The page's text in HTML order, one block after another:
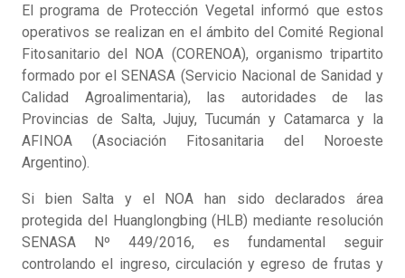
El programa de Protección Vegetal informó que estos
operativos se realizan en el ámbito del Comité Regional
Fitosanitario del NOA (CORENOA), organismo tripartito
formado por el SENASA (Servicio Nacional de Sanidad y
Calidad Agroalimentaria), las autoridades de las
Provincias de Salta, Jujuy, Tucumán y Catamarca y la
AFINOA (Asociación Fitosanitaria del Noroeste
Argentino).
Si bien Salta y el NOA han sido declarados área
protegida del Huanglongbing (HLB) mediante resolución
SENASA Nº 449/2016, es fundamental seguir
controlando el ingreso, circulación y egreso de frutas y